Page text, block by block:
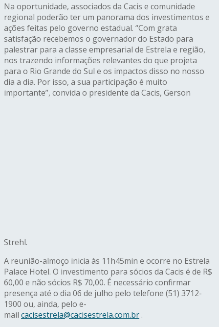
Na oportunidade, associados da Cacis e comunidade
regional poderão ter um panorama dos investimentos e
ações feitas pelo governo estadual. “Com grata
satisfação recebemos o governador do Estado para
palestrar para a classe empresarial de Estrela e região,
nos trazendo informações relevantes do que projeta
para o Rio Grande do Sul e os impactos disso no nosso
dia a dia. Por isso, a sua participação é muito
importante”, convida o presidente da Cacis, Gerson
Strehl.
A reunião-almoço inicia às 11h45min e ocorre no Estrela
Palace Hotel. O investimento para sócios da Cacis é de R$
60,00 e não sócios R$ 70,00. É necessário confirmar
presença até o dia 06 de julho pelo telefone (51) 3712-
1900 ou, ainda, pelo e-
mail cacisestrela@cacisestrela.com.br.